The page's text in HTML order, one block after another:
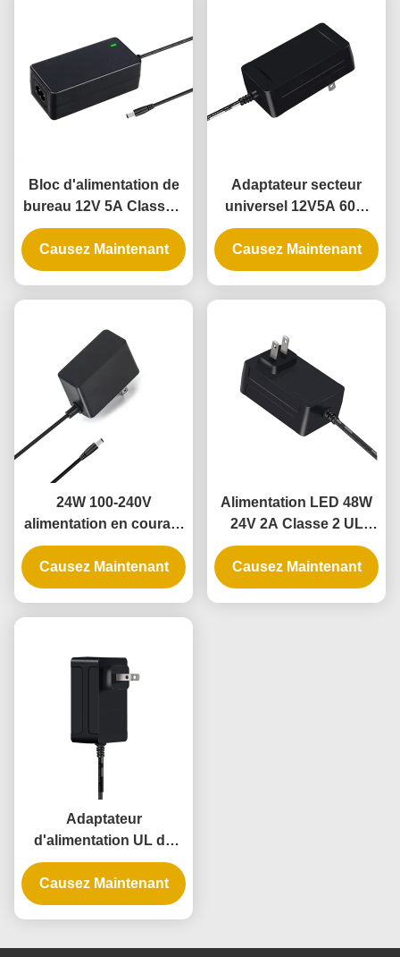
Bloc d'alimentation de
bureau 12V 5A Classe 2
UL avec garantie de 3
ans et conformité DOE
VI
Causez Maintenant
Adaptateur secteur
universel 12V5A 60W
avec garantie de 3 ans
pour guirlandes
lumineuses LED
Causez Maintenant
24W 100-240V
alimentation en courant
alternatif avec 100% de
matériel PC pour
lampes à LED et
Causez Maintenant
Alimentation LED 48W
24V 2A Classe 2 UL
avec entrée 100-240V
pour ruban LED
Causez Maintenant
Adaptateur
d'alimentation UL de
classe 2 de 36W 12V 3A
pour bandes
lumineuses LED avec
basse tension sûre
Causez Maintenant